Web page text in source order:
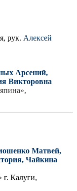
рук. Алексей
Арсений,
Викторовна
Матвей,
Чайкина
Калуги,